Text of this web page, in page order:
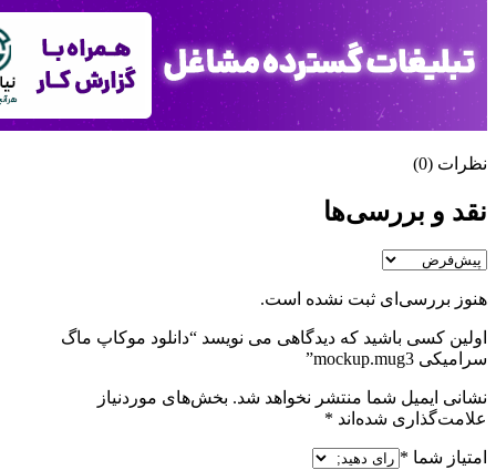
نظرات (0)
نقد و بررسی‌ها
هنوز بررسی‌ای ثبت نشده است.
اولین کسی باشید که دیدگاهی می نویسد “دانلود موکاپ ماگ
سرامیکی mockup.mug3”
نشانی ایمیل شما منتشر نخواهد شد. بخش‌های موردنیاز
علامت‌گذاری شده‌اند *
امتیاز شما *